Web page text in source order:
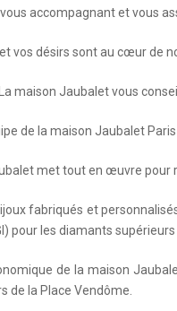
accompagnant et vous
vos désirs sont au cœur de
La maison Jaubalet vous
de la maison Jaubalet
met tout en œuvre pour
fabriqués et
pour les diamants
de la maison
de la Place Vendôme.